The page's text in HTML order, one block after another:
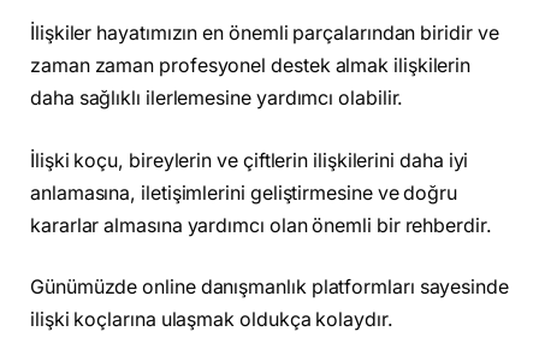
İlişkiler hayatımızın en önemli parçalarından biridir ve
zaman zaman profesyonel destek almak ilişkilerin
daha sağlıklı ilerlemesine yardımcı olabilir.
İlişki koçu, bireylerin ve çiftlerin ilişkilerini daha iyi
anlamasına, iletişimlerini geliştirmesine ve doğru
kararlar almasına yardımcı olan önemli bir rehberdir.
Günümüzde online danışmanlık platformları sayesinde
ilişki koçlarına ulaşmak oldukça kolaydır.